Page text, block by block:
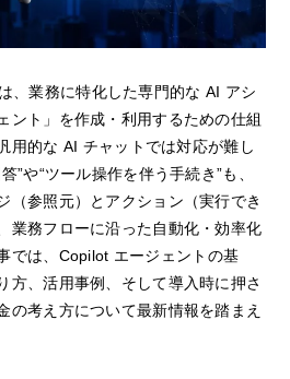
、業務に特化した専門的な AI アシ
ント」を作成・利用するための仕組
用的な AI チャットでは対応が難し
”や“ツール操作を伴う手続き”も、
（参照元）とアクション（実行でき
業務フローに沿った自動化・効率化
では、Copilot エージェントの基
方、活用事例、そして導入時に押さ
の考え方について最新情報を踏まえ